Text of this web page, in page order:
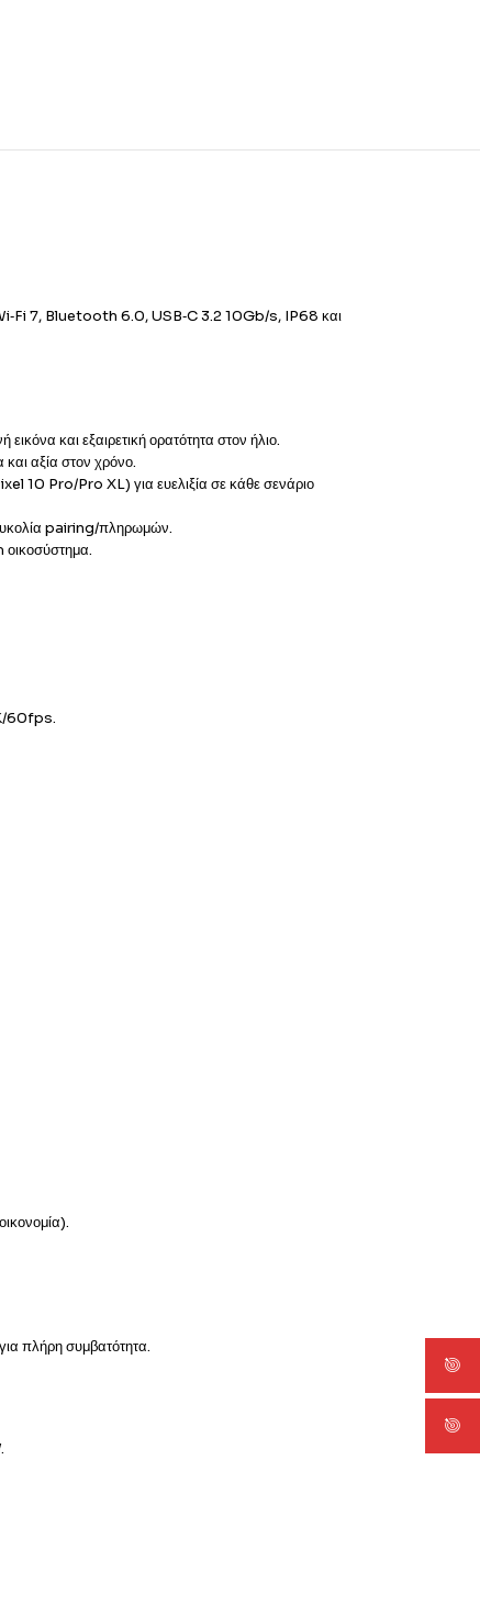
7, Bluetooth 6.0, USB‑C 3.2 10Gb/s, IP68 και
και εξαιρετική ορατότητα στον ήλιο.
αξία στον χρόνο.
Pro/Pro XL) για ευελιξία σε κάθε σενάριο
pairing/πληρωμών.
60fps.
πλήρη συμβατότητα.